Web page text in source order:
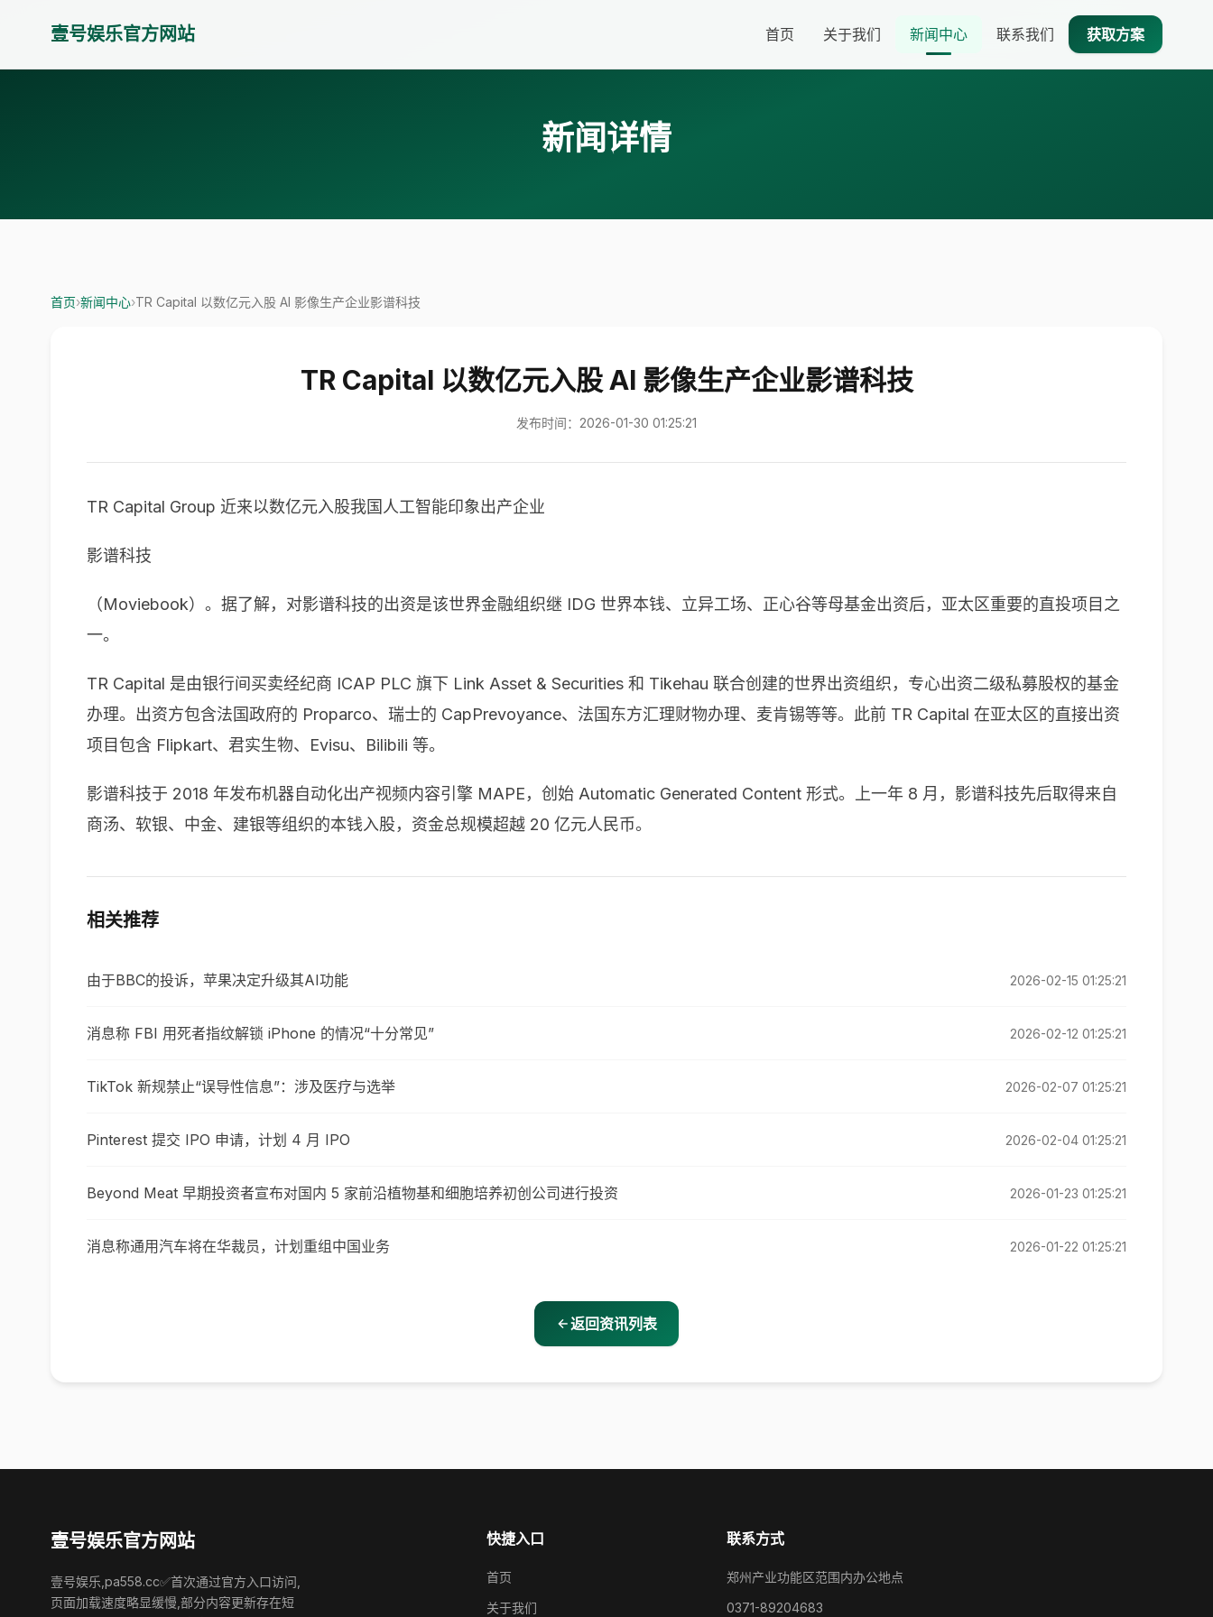
壹号娱乐官方网站 首页 关于我们 新闻中心 联系我们 获取方案
新闻详情
首页›新闻中心›TR Capital 以数亿元入股 AI 影像生产企业影谱科技
TR Capital 以数亿元入股 AI 影像生产企业影谱科技
发布时间：2026-01-30 01:25:21
TR Capital Group 近来以数亿元入股我国人工智能印象出产企业
影谱科技
（Moviebook）。据了解，对影谱科技的出资是该世界金融组织继 IDG 世界本钱、立异工场、正心谷等母基金出资后，亚太区重要的直投项目之
一。
TR Capital 是由银行间买卖经纪商 ICAP PLC 旗下 Link Asset & Securities 和 Tikehau 联合创建的世界出资组织，专心出资二级私募股权的基金
办理。出资方包含法国政府的 Proparco、瑞士的 CapPrevoyance、法国东方汇理财物办理、麦肯锡等等。此前 TR Capital 在亚太区的直接出资
项目包含 Flipkart、君实生物、Evisu、Bilibili 等。
影谱科技于 2018 年发布机器自动化出产视频内容引擎 MAPE，创始 Automatic Generated Content 形式。上一年 8 月，影谱科技先后取得来自
商汤、软银、中金、建银等组织的本钱入股，资金总规模超越 20 亿元人民币。
相关推荐
由于BBC的投诉，苹果决定升级其AI功能 2026-02-15 01:25:21
消息称 FBI 用死者指纹解锁 iPhone 的情况“十分常见” 2026-02-12 01:25:21
TikTok 新规禁止“误导性信息”：涉及医疗与选举 2026-02-07 01:25:21
Pinterest 提交 IPO 申请，计划 4 月 IPO 2026-02-04 01:25:21
Beyond Meat 早期投资者宣布对国内 5 家前沿植物基和细胞培养初创公司进行投资 2026-01-23 01:25:21
消息称通用汽车将在华裁员，计划重组中国业务 2026-01-22 01:25:21
返回资讯列表
壹号娱乐官方网站
壹号娱乐,pa558.cc✅首次通过官方入口访问,
页面加载速度略显缓慢,部分内容更新存在短
快捷入口
首页
关于我们
联系方式
郑州产业功能区范围内办公地点
0371-89204683